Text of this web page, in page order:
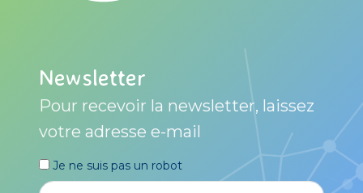
Newsletter
Pour recevoir la newsletter, laissez
votre adresse e-mail
Je ne suis pas un robot